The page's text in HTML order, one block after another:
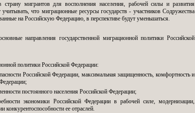
мигрантов для восполнения населения, рабочей силы и развития
учитывать, что миграционные ресурсы государств - участников Содружества
на Российскую Федерацию, в перспективе будут уменьшаться.
направления государственной миграционной политики Российской
политики Российской Федерации:
Российской Федерации, максимальная защищенность, комфортность и
постоянного населения Российской Федерации;
экономики Российской Федерации в рабочей силе, модернизации,
ее отраслей.